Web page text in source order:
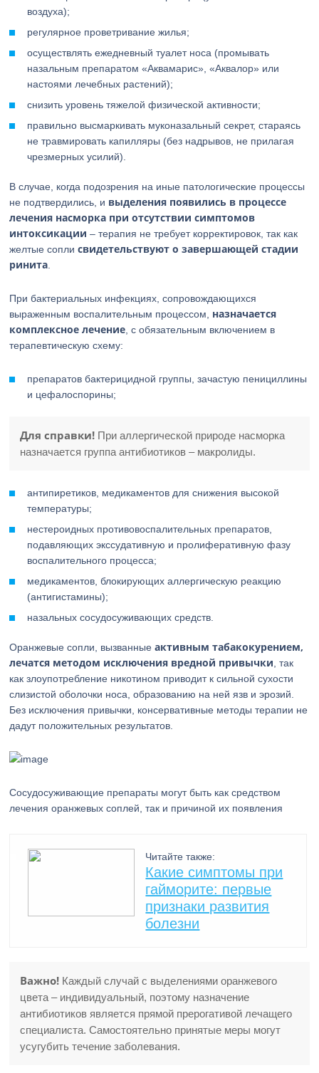
воздуха);
регулярное проветривание жилья;
осуществлять ежедневный туалет носа (промывать
назальным препаратом «Аквамарис», «Аквалор» или
настоями лечебных растений);
снизить уровень тяжелой физической активности;
правильно высмаркивать муконазальный секрет, стараясь
не травмировать капилляры (без надрывов, не прилагая
чрезмерных усилий).
В случае, когда подозрения на иные патологические процессы
не подтвердились, и выделения появились в процессе
лечения насморка при отсутствии симптомов
интоксикации – терапия не требует корректировок, так как
желтые соплисвидетельствуют о завершающей стадии
ринита
При бактериальных инфекциях, сопровождающихся
выраженным воспалительным процессом, назначается
комплексное лечение , с обязательным включением в
терапевтическую схему:
препаратов бактерицидной группы, зачастую пенициллины
и цефалоспорины;
Для справки! При аллергической природе насморка
назначается группа антибиотиков – макролиды.
антипиретиков, медикаментов для снижения высокой
температуры;
нестероидных противовоспалительных препаратов,
подавляющих экссудативную и пролиферативную фазу
воспалительного процесса;
медикаментов, блокирующих аллергическую реакцию
(антигистамины);
назальных сосудосуживающих средств.
Оранжевые сопли, вызванныеактивным табакокурением,
лечатся методом исключения вредной привычки , так
как злоупотребление никотином приводит к сильной сухости
слизистой оболочки носа, образованию на ней язв и эрозий.
Без исключения привычки, консервативные методы терапии не
дадут положительных результатов.
Сосудосуживающие препараты могут быть как средством
лечения оранжевых соплей, так и причиной их появления
Читайте также:
Какие симптомы при
гайморите: первые
признаки развития
болезни
Важно! Каждый случай с выделениями оранжевого
цвета – индивидуальный, поэтому назначение
антибиотиков является прямой прерогативой лечащего
специалиста. Самостоятельно принятые меры могут
усугубить течение заболевания.